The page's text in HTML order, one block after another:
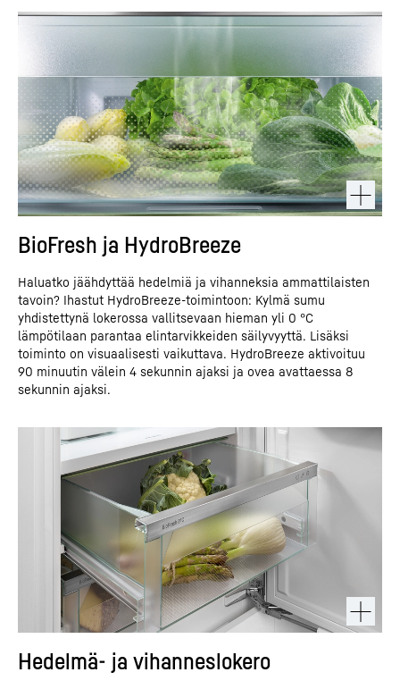
BioFresh ja HydroBreeze
Haluatko jäähdyttää hedelmiä ja vihanneksia ammattilaisten
tavoin? Ihastut HydroBreeze-toimintoon: Kylmä sumu
yhdistettynä lokerossa vallitsevaan hieman yli 0 °C
lämpötilaan parantaa elintarvikkeiden säilyvyyttä. Lisäksi
toiminto on visuaalisesti vaikuttava. HydroBreeze aktivoituu
90 minuutin välein 4 sekunnin ajaksi ja ovea avattaessa 8
sekunnin ajaksi.
Hedelmä- ja vihanneslokero